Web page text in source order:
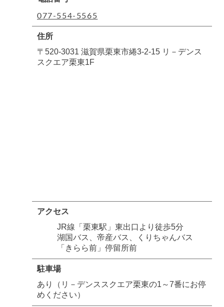
077-554-5565
住所
〒520-3031 滋賀県栗東市綣3-2-15 リ－デンス
スクエア栗東1F
アクセス
JR線「栗東駅」東出口より徒歩5分
湖国バス、帝産バス、くりちゃんバス
「きらら前」停留所前
駐車場
あり（リ－デンススクエア栗東の1～7番にお停
めください）